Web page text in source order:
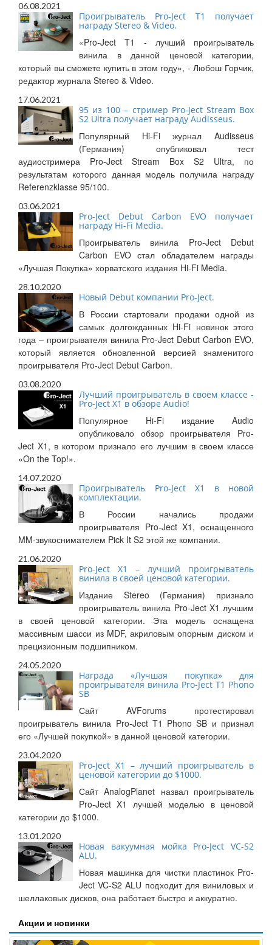
06.08.2021
Проигрыватель Pro-Ject T1 получает
награду Stereo & Video.
«Pro-Ject T1 - лучший проигрыватель
винила в данной ценовой категории,
который вы сможете купить в этом году», - Любош Горчик,
редактор журнала Stereo & Video.
17.06.2021
95 из 100 – стример Pro-Ject Stream Box
S2 Ultra получает награду Audisseus.
Популярный Hi-Fi журнал Audisseus
(Германия) опубликовал тест
аудиостримера Pro-Ject Stream Box S2 Ultra, по
результатам которого данная модель получила награду
Referenzklasse 95/100.
03.06.2021
Pro-Ject Debut Carbon EVO получает
награду Hi-Fi Media.
Проигрыватель винила Pro-Ject Debut
Carbon EVO стал обладателем награды
«Лучшая Покупка» хорватского издания Hi-Fi Media.
28.10.2020
Новый Debut компании Pro-Ject.
В России стартовали продажи одной из
самых долгожданных Hi-Fi новинок этого
года – проигрывателя винила Pro-Ject Debut Carbon EVO,
который является обновленной версией знаменитого
проигрывателя Pro-Ject Debut Carbon.
03.08.2020
Лучший проигрыватель в своем классе -
Pro-Ject X1 в обзоре Audio!
Популярное Hi-Fi издание Audio
опубликовало обзор проигрывателя Pro-
Ject X1, в котором признало его лучшим в своем классе
«On the Top!».
14.07.2020
Проигрыватель Pro-Ject X1 в новой
комплектации.
В России начались продажи
проигрывателя Pro-Ject X1, оснащенного
MM-звукоснимателем Pick It S2 этой же компании.
21.06.2020
Pro-Ject X1 – лучший проигрыватель
винила в своей ценовой категории.
Издание Stereo (Германия) признало
проигрыватель винила Pro-Ject X1 лучшим
в своей ценовой категории. Эта модель оснащена
массивным шасси из MDF, акриловым опорным диском и
прецизионным подшипником.
24.05.2020
Награда «Лучшая покупка» для
проигрывателя винила Pro-Ject T1 Phono
SB
Сайт AVForums протестировал
проигрыватель винила Pro-Ject T1 Phono SB и признал
его «Лучшей покупкой» в данной ценовой категории.
23.04.2020
Pro-Ject X1 – лучший проигрыватель в
ценовой категории до $1000.
Сайт AnalogPlanet назвал проигрыватель
Pro-Ject X1 лучшей моделью в ценовой
категории до $1000.
13.01.2020
Новая вакуумная мойка Pro-Ject VC-S2
ALU.
Новая машинка для чистки пластинок Pro-
Ject VC-S2 ALU подходит для виниловых и
шеллаковых дисков, она работает быстро и аккуратно.
Акции и новинки